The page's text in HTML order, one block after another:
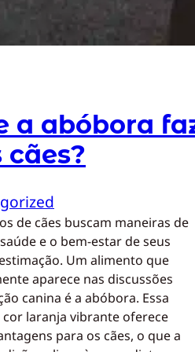
a abóbora
cães?
de cães buscam maneiras de
e o bem-estar de seus
Um alimento que
aparece nas discussões
canina é a abóbora. Essa
laranja vibrante oferece
para os cães, o que a